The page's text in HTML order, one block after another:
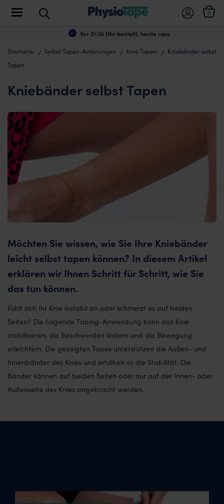
Vor 21:30 Uhr bestellt, heute raus
0
Toggle navigation
Startseite Selbst Tapen-Anleitungen Knie Tapen
Kniebänder selbst
Tapen
Kniebänder selbst Tapen
Möchten Sie wissen, wie Sie Ihre Kniebänder
leicht selbst tapen können? In diesem Artikel
erklären wir Ihnen Schritt für Schritt, wie Sie
das tun können.
Fühlt sich Ihr Knie instabil an oder schmerzt es auf beiden
Seiten? Die folgende Taping-Anwendung kann das Knie
stabilisieren, die Beschwerden lindern und die Bewegung
erleichtern. Die gezeigten Tapes unterstützen die Außen- und
Innenbänder des Knies und erhöhen so die Stabilität. Die
Bänder können auf beiden Seiten oder nur auf der Innen- oder
Außenseite des Knies angebracht werden.